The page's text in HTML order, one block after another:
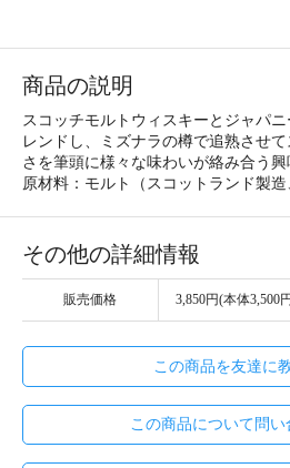
商品の説明
スコッチモルトウィスキーとジャパ
レンドし、ミズナラの樽で追熟させ
さを筆頭に様々な味わいが絡み合う興
原材料：モルト（スコットランド製造
その他の詳細情報
販売価格 3,850円(本体3,500
この商品を友達に
この商品について問い